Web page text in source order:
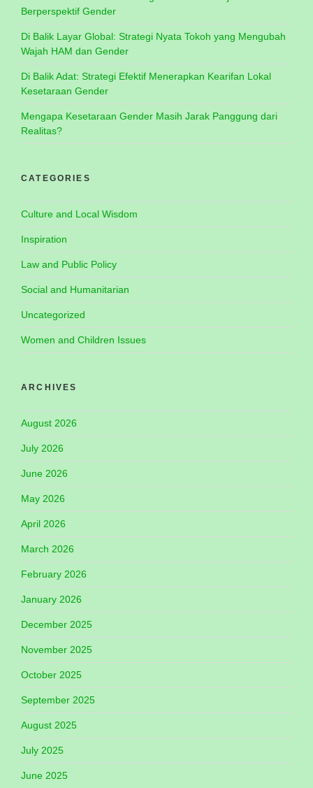
Berperspektif Gender
Di Balik Layar Global: Strategi Nyata Tokoh yang Mengubah
Wajah HAM dan Gender
Di Balik Adat: Strategi Efektif Menerapkan Kearifan Lokal
Kesetaraan Gender
Mengapa Kesetaraan Gender Masih Jarak Panggung dari
Realitas?
CATEGORIES
Culture and Local Wisdom
Inspiration
Law and Public Policy
Social and Humanitarian
Uncategorized
Women and Children Issues
ARCHIVES
August 2026
July 2026
June 2026
May 2026
April 2026
March 2026
February 2026
January 2026
December 2025
November 2025
October 2025
September 2025
August 2025
July 2025
June 2025